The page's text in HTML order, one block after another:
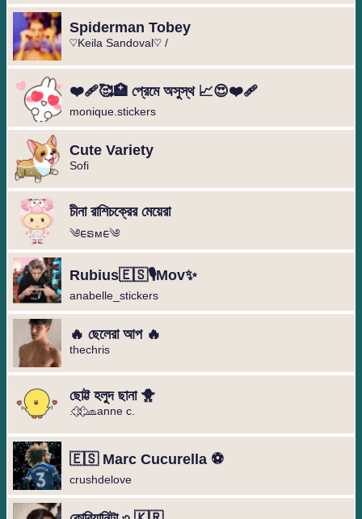
Spiderman Tobey
♡Keila Sandoval♡ /
❤️‍🩹🥰🏥 প্রেমে অসুস্থ 📈😍❤️‍🩹
monique.stickers
Cute Variety
Sofi
চীনা রাশিচক্রের মেয়েরা
༄︎︎ᰀຣᴍᰀ︎︎༄
Rubius🇪🇸🎙️Mov✨
anabelle_stickers
🔥 ছেলেরা আপ 🔥
thechris
ছোট্ট হলুদ ছানা 🐥
.։։⃟։։⃟🧢anne c.
🇪🇸 Marc Cucurella ⚽️
crushdelove